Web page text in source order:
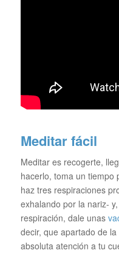
Meditar fácil
Meditar es recogerte,
hacerlo, toma un tiempo
haz tres respiraciones
exhalando por la nariz-
respiración, dale unas
decir, que apartado de
absoluta atención a tu